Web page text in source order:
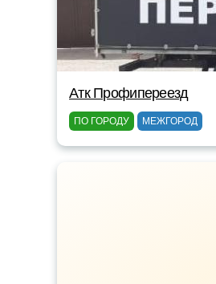
Атк Профипереезд
ПО ГОРОДУ МЕЖГОРОД